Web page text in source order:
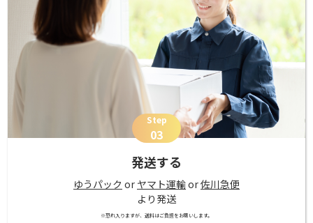
Step
03
発送する
ゆうパック or ヤマト運輸or佐川急便
より発送
※恐れ入りますが、送料はご負担をお願いします。